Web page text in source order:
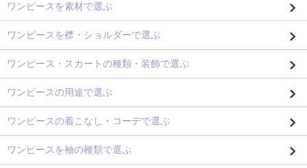
ワンピースを素材で選ぶ
ワンピースを襟・ショルダーで選ぶ
ワンピース・スカートの種類・装飾で選ぶ
ワンピースの用途で選ぶ
ワンピースの着こなし・コーデで選ぶ
ワンピースを袖の種類で選ぶ